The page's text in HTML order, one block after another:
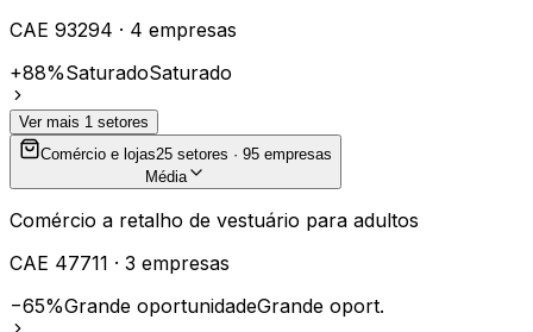
CAE 93294 · 4 empresas
+88%SaturadoSaturado
Ver mais 1 setores
Comércio e lojas25 setores · 95 empresas
Média
Comércio a retalho de vestuário para adultos
CAE 47711 · 3 empresas
−65%Grande oportunidadeGrande oport.